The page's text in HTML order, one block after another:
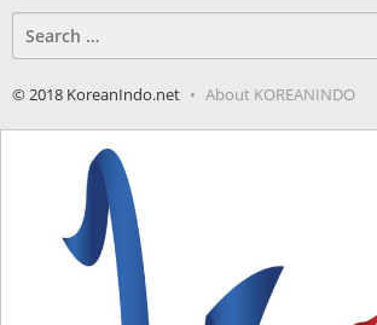
for:
© 2018 KoreanIndo.net About KOREANINDO